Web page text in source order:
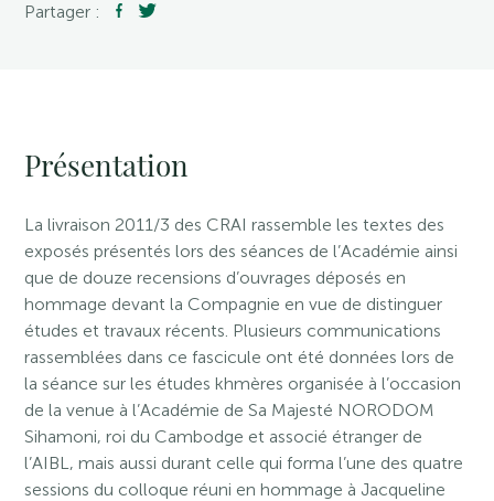
Partager :
Présentation
La livraison 2011/3 des CRAI rassemble les textes des
exposés présentés lors des séances de l’Académie ainsi
que de douze recensions d’ouvrages déposés en
hommage devant la Compagnie en vue de distinguer
études et travaux récents. Plusieurs communications
rassemblées dans ce fascicule ont été données lors de
la séance sur les études khmères organisée à l’occasion
de la venue à l’Académie de Sa Majesté NORODOM
Sihamoni, roi du Cambodge et associé étranger de
l’AIBL, mais aussi durant celle qui forma l’une des quatre
sessions du colloque réuni en hommage à Jacqueline